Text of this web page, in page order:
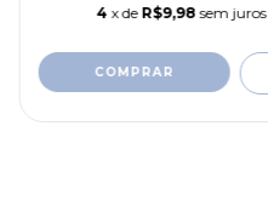
4 x de R$9,98 sem juros